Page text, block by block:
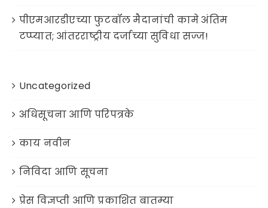
पीएमआरडीएच्या फुटबॉल मैदानांची कामे अंतिम
टप्प्यात; आंतरराष्ट्रीय दर्जाच्या सुविधा सज्ज!
Uncategorized
अधिसूचना आणि परिपत्रके
काय नवीन
निविदा आणि सूचना
प्रेस विज्ञप्ती आणि प्रकाशित बातम्या